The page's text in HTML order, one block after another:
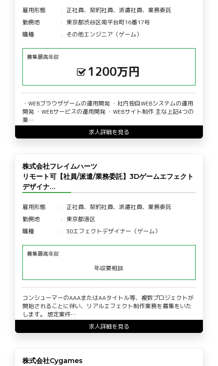
雇用形態
正社員、契約社員、派遣社員、業務委託
勤務地
東京都渋谷区南平台町16番17号
職種
その他エンジニア（ゲーム）
募集最高年収
1200万円
・WEBブラウザゲームの運用開発 ・社内独自WEBシステムの運用
開発 ・WEBサービスの運用開発 ・WEBサイト制作 主な上記4つの
業…
求人詳細を見る
株式会社フレイムハーツ
リモート可【社員/派遣/業務委託】3Dゲームエフェクト
デザイナ…
雇用形態
正社員、契約社員、派遣社員、業務委託
勤務地
東京都港区
職種
3Dエフェクトデザイナー（ゲーム）
募集最高年収
年収要相談
コンシューマーのAAAまたはAAタイトル等、複数プロジェクトが
開始されることに伴い、リアルエフェクト制作業務を募集をいた
します。 想定案件…
求人詳細を見る
株式会社Cygames